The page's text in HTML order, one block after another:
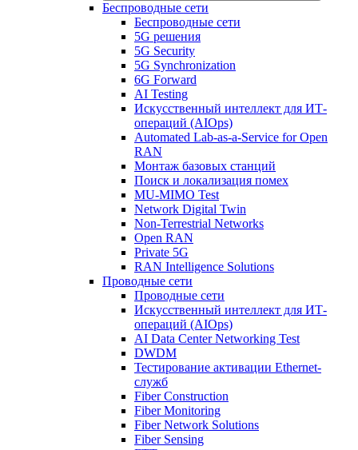
Беспроводные сети
Беспроводные сети
5G решения
5G Security
5G Synchronization
6G Forward
AI Testing
Искусственный интеллект для ИТ-
операций (AIOps)
Automated Lab-as-a-Service for Open
RAN
Монтаж базовых станций
Поиск и локализация помех
MU-MIMO Test
Network Digital Twin
Non-Terrestrial Networks
Open RAN
Private 5G
RAN Intelligence Solutions
Проводные сети
Проводные сети
Искусственный интеллект для ИТ-
операций (AIOps)
AI Data Center Networking Test
DWDM
Тестирование активации Ethernet-
служб
Fiber Construction
Fiber Monitoring
Fiber Network Solutions
Fiber Sensing